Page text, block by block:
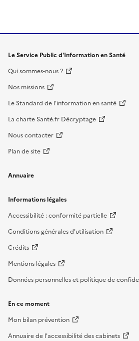
Le Service Public d'Information en Santé
Qui sommes-nous ?
Nos missions
Le Standard de l’information en santé
La charte Santé.fr Décryptage
Nous contacter
Plan de site
Annuaire
Informations légales
Accessibilité : conformité partielle
Conditions générales d'utilisation
Crédits
Mentions légales
Données personnelles et politique de
En ce moment
Mon bilan prévention
Annuaire de l'accessibilité des cabinets